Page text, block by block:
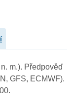
m.). Předpověď
GFS, ECMWF).